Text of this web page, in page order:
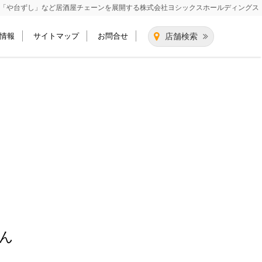
「や台ずし」など居酒屋チェーンを展開する株式会社ヨシックスホールディングス
店舗検索
報 サイトマップ お問合せ